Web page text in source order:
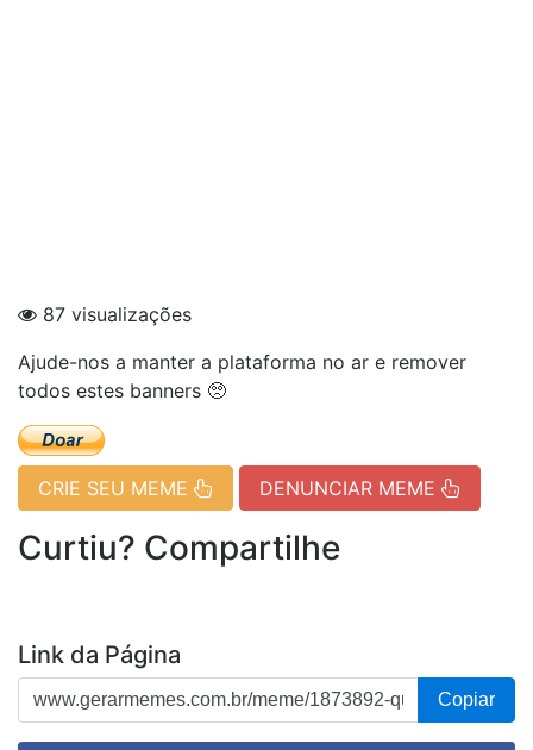
87 visualizações
Ajude-nos a manter a plataforma no ar e remover
todos estes banners 🥺
CRIE SEU MEME DENUNCIAR MEME
Curtiu? Compartilhe
Link da Página
Copiar